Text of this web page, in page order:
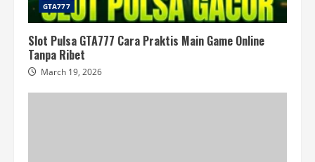
GTA777
Slot Pulsa GTA777 Cara Praktis Main Game Online
Tanpa Ribet
March 19, 2026